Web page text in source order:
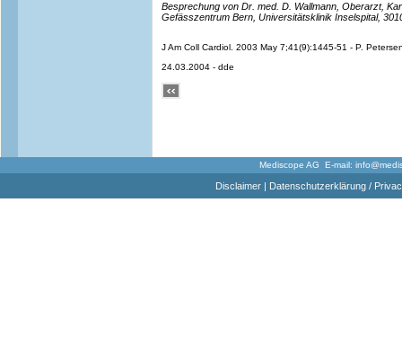
Besprechung von Dr. med. D. Wallmann, Oberarzt,
Gefässzentrum Bern, Universitätsklinik Inselspital,
J Am Coll Cardiol. 2003 May 7;41(9):1445-51 - P.
24.03.2004 - dde
Mediscope AG E-mail:
Disclaimer| Datenschutzerklärung /